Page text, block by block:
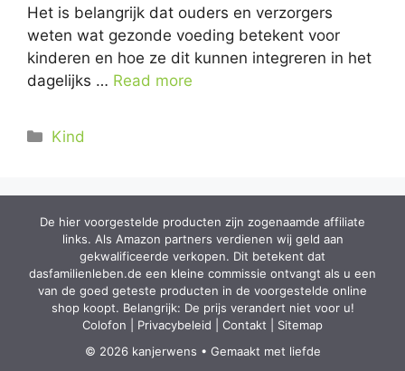
Het is belangrijk dat ouders en verzorgers
weten wat gezonde voeding betekent voor
kinderen en hoe ze dit kunnen integreren in het
dagelijks … Read more
Categorieën
Kind
De hier voorgestelde producten zijn zogenaamde affiliate
links. Als Amazon partners verdienen wij geld aan
gekwalificeerde verkopen. Dit betekent dat
dasfamilienleben.de een kleine commissie ontvangt als u een
van de goed geteste producten in de voorgestelde online
shop koopt. Belangrijk: De prijs verandert niet voor u!
Colofon
Privacybeleid Contakt
Sitemap
© 2026 kanjerwens • Gemaakt met liefde